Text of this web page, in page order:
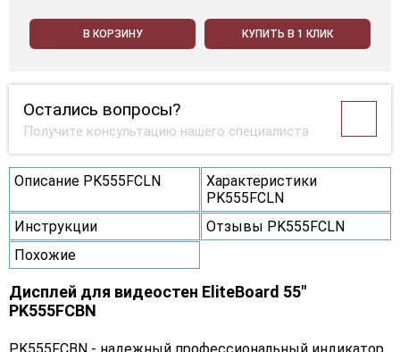
В КОРЗИНУ КУПИТЬ В 1 КЛИК
Остались вопросы?
Получите консультацию нашего специалиста
Описание PK555FCLN
Характеристики
PK555FCLN
Инструкции
Отзывы PK555FCLN
Похожие
Дисплей для видеостен EliteBoard 55"
PK555FCBN